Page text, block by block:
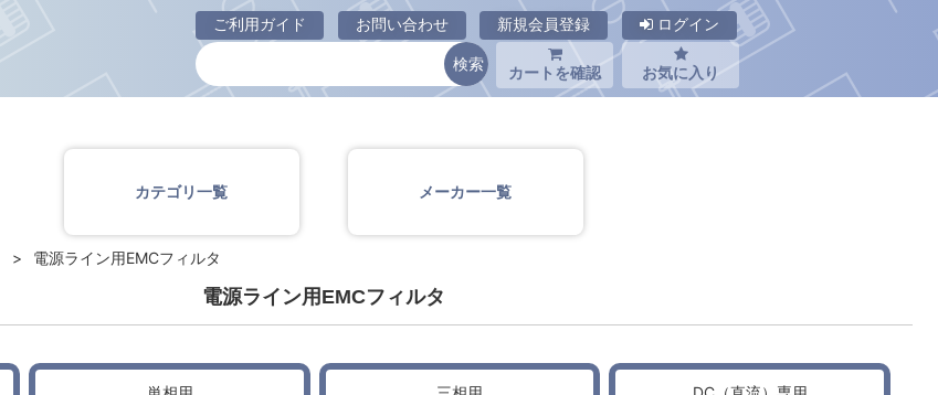
ご利用ガイド お問い合わせ 新規会員登録 ログイン
カートを確認 お気に入り
電源ライン用EMCフィルタ
カテゴリ一覧 メーカー一覧
電源ライン用EMCフィルタ
電源ライン用EMCフィルタ